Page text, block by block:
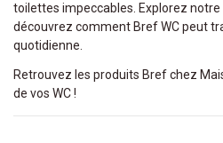
toilettes impeccables. Explorez
découvrez comment Bref WC peut
quotidienne.
Retrouvez les produits Bref chez
de vos WC !